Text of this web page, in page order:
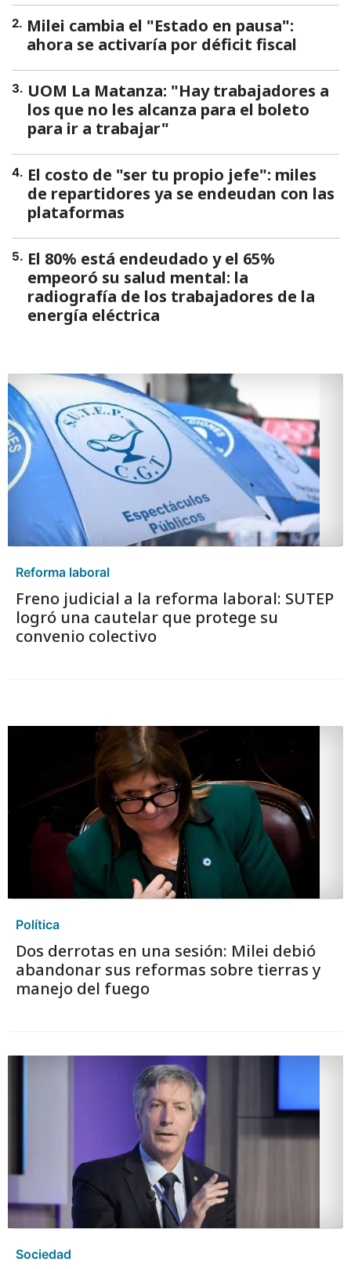
2. Milei cambia el "Estado en pausa":
ahora se activaría por déficit fiscal
3. UOM La Matanza: "Hay trabajadores a
los que no les alcanza para el boleto
para ir a trabajar"
4. El costo de "ser tu propio jefe": miles
de repartidores ya se endeudan con las
plataformas
5. El 80% está endeudado y el 65%
empeoró su salud mental: la
radiografía de los trabajadores de la
energía eléctrica
Reforma laboral
Freno judicial a la reforma laboral: SUTEP
logró una cautelar que protege su
convenio colectivo
Política
Dos derrotas en una sesión: Milei debió
abandonar sus reformas sobre tierras y
manejo del fuego
Sociedad